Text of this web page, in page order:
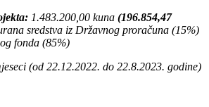
1.483.200,00 kuna (196.854,47
sredstva iz Državnog proračuna (15%)
fonda (85%)
(od 22.12.2022. do 22.8.2023. godine)